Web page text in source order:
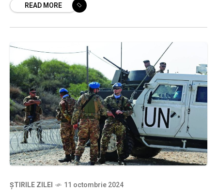
centrul Israelului.
READ MORE
ȘTIRILE ZILEI 11 octombrie 2024